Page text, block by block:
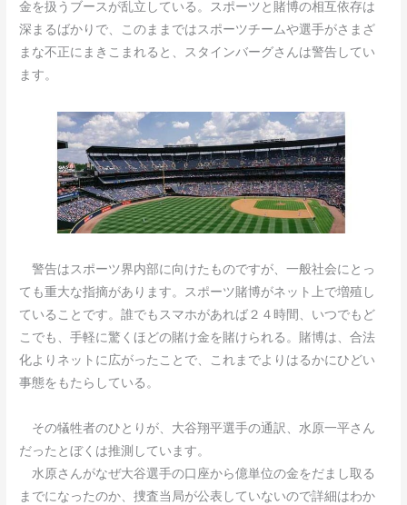
金を扱うブースが乱立している。スポーツと賭博の相互依存は
深まるばかりで、このままではスポーツチームや選手がさまざ
まな不正にまきこまれると、スタインバーグさんは警告してい
ます。
警告はスポーツ界内部に向けたものですが、一般社会にとっ
ても重大な指摘があります。スポーツ賭博がネット上で増殖し
ていることです。誰でもスマホがあれば２４時間、いつでもど
こでも、手軽に驚くほどの賭け金を賭けられる。賭博は、合法
化よりネットに広がったことで、これまでよりはるかにひどい
事態をもたらしている。
その犠牲者のひとりが、大谷翔平選手の通訳、水原一平さん
だったとぼくは推測しています。
水原さんがなぜ大谷選手の口座から億単位の金をだまし取る
までになったのか、捜査当局が公表していないので詳細はわか